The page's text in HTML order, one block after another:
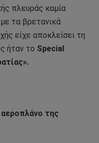
πλευράς καμία
τα βρετανικά
είχε αποκλείσει τη
ήταν το Special
αεροπλάνο της